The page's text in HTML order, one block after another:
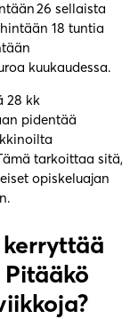
26 sellaista
18 tuntia
kuukaudessa.
28 kk
pidentää
tarkoittaa sitä,
opiskeluajan